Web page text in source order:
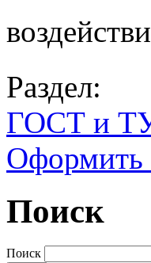
Раздел:
ГОСТ и
Оформить
Поиск
Поиск